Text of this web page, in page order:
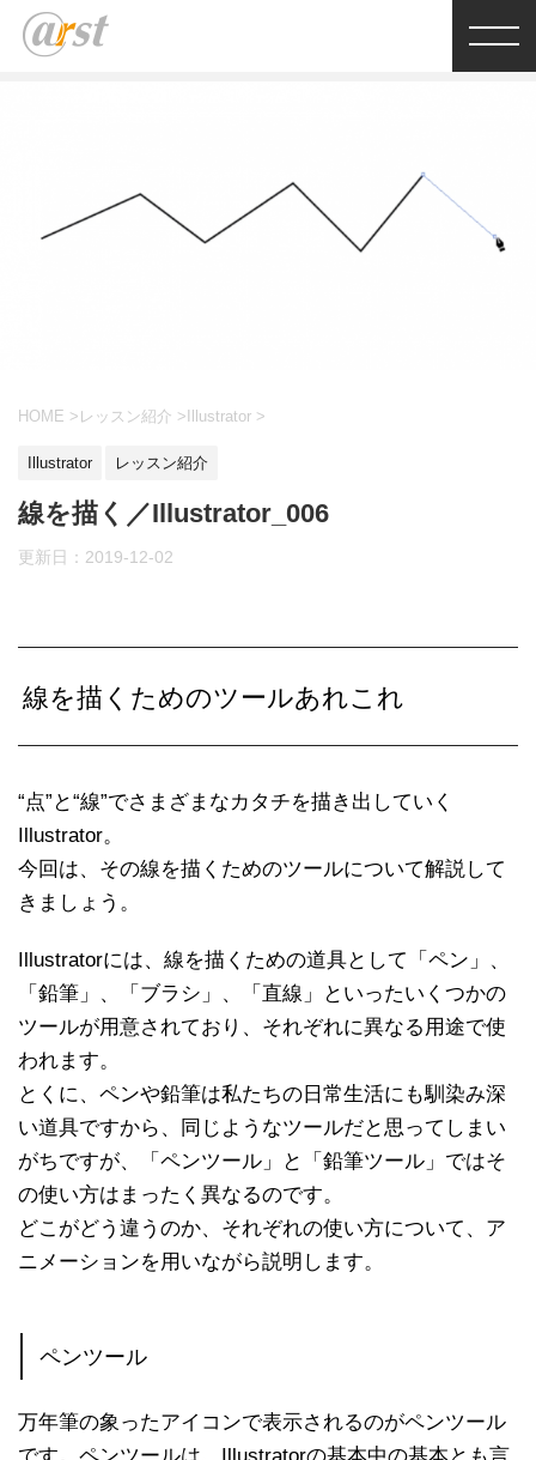
HOME > レッスン紹介 > Illustrator >
Illustrator レッスン紹介
線を描く／Illustrator_006
更新日： 2019-12-02
線を描くためのツールあれこれ
“点”と“線”でさまざまなカタチを描き出していく
Illustrator。
今回は、その線を描くためのツールについて解説して
きましょう。
Illustratorには、線を描くための道具として「ペン」、
「鉛筆」、「ブラシ」、「直線」といったいくつかの
ツールが用意されており、それぞれに異なる用途で使
われます。
とくに、ペンや鉛筆は私たちの日常生活にも馴染み深
い道具ですから、同じようなツールだと思ってしまい
がちですが、「ペンツール」と「鉛筆ツール」ではそ
の使い方はまったく異なるのです。
どこがどう違うのか、それぞれの使い方について、ア
ニメーションを用いながら説明します。
ペンツール
万年筆の象ったアイコンで表示されるのがペンツール